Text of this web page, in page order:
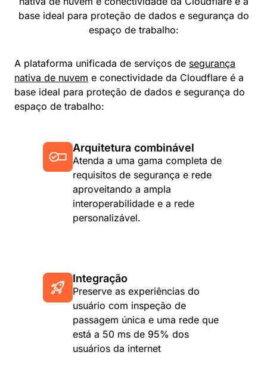
base ideal para proteção de dados e segurança do
espaço de trabalho:
A plataforma unificada de serviços de segurança
nativa de nuvem e conectividade da Cloudflare é a
base ideal para proteção de dados e segurança do
espaço de trabalho:
Arquitetura combinável
Atenda a uma gama completa de
requisitos de segurança e rede
aproveitando a ampla
interoperabilidade e a rede
personalizável.
Integração
Preserve as experiências do
usuário com inspeção de
passagem única e uma rede que
está a 50 ms de 95% dos
usuários da internet